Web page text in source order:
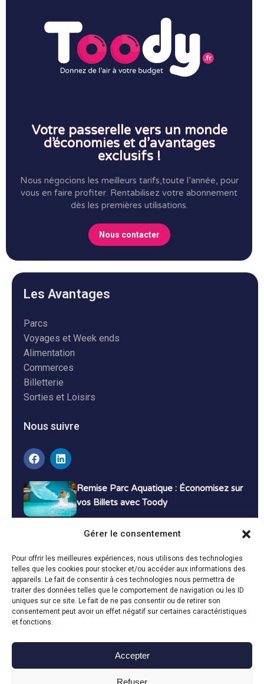
Gérer le consentement
Pour offrir les meilleures expériences, nous utilisons des technologies
telles que les cookies pour stocker et/ou accéder aux informations des
appareils. Le fait de consentir à ces technologies nous permettra de
traiter des données telles que le comportement de navigation ou les ID
uniques sur ce site. Le fait de ne pas consentir ou de retirer son
consentement peut avoir un effet négatif sur certaines caractéristiques
et fonctions.
Accepter
Refuser
Votre passerelle vers un monde
d’économies et d’avantages
exclusifs !
Nous négocions les meilleurs tarifs,toute l’année, pour
vous en faire profiter. Rentabilisez votre abonnement
dès les premières utilisations.
Nous contacter
Les Avantages
Parcs
Voyages et Week ends
Alimentation
Commerces
Billetterie
Sorties et Loisirs
Nous suivre
Remise Parc Aquatique : Économisez sur
vos Billets avec Toody
Bons Plans Voyage : Économisez sur vos
Vacances avec Toody
13 décembre 2024 Bon plans
Toody © 2024